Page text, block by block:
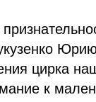
цирка
к